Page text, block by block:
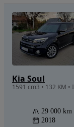
Kia Soul
1591 cm3 • 132 KM
29 000 km
2018